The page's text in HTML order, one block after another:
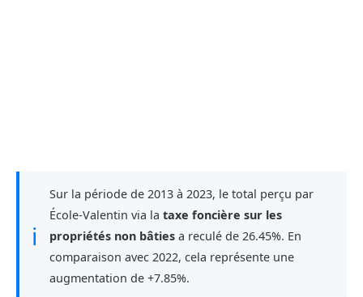
ℹ
Sur la période de 2013 à 2023, le total perçu par
École-Valentin via la taxe foncière sur les
propriétés non bâties a reculé de 26.45%. En
comparaison avec 2022, cela représente une
augmentation de +7.85%.